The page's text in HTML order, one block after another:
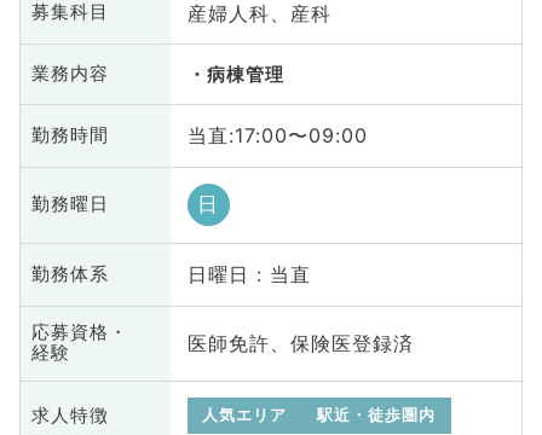
募集科目 産婦人科、産科
業務内容 病棟管理
勤務時間 当直:17:00〜09:00
勤務曜日 日
勤務体系 日曜日 : 当直
応募資格・
経験
医師免許、保険医登録済
求人特徴 人気エリア 駅近・徒歩圏内